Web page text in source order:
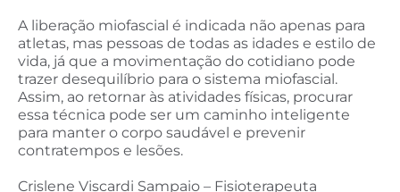
A liberação miofascial é indicada não apenas para
atletas, mas pessoas de todas as idades e estilo de
vida, já que a movimentação do cotidiano pode
trazer desequilíbrio para o sistema miofascial.
Assim, ao retornar às atividades físicas, procurar
essa técnica pode ser um caminho inteligente
para manter o corpo saudável e prevenir
contratempos e lesões.
Crislene Viscardi Sampaio – Fisioterapeuta